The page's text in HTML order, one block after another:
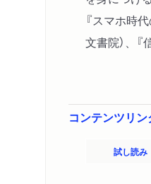
『スマホ時
文書院）、
コンテンツリン
試し読み